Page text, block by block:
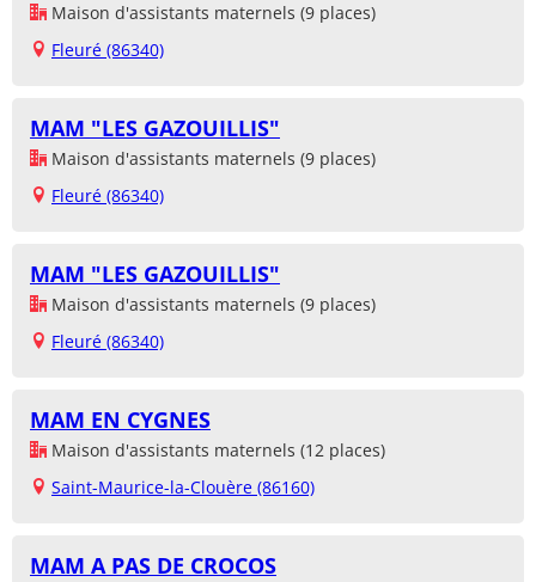
Maison d'assistants maternels (9 places)
Fleuré (86340)
MAM "LES GAZOUILLIS"
Maison d'assistants maternels (9 places)
Fleuré (86340)
MAM "LES GAZOUILLIS"
Maison d'assistants maternels (9 places)
Fleuré (86340)
MAM EN CYGNES
Maison d'assistants maternels (12 places)
Saint-Maurice-la-Clouère (86160)
MAM A PAS DE CROCOS